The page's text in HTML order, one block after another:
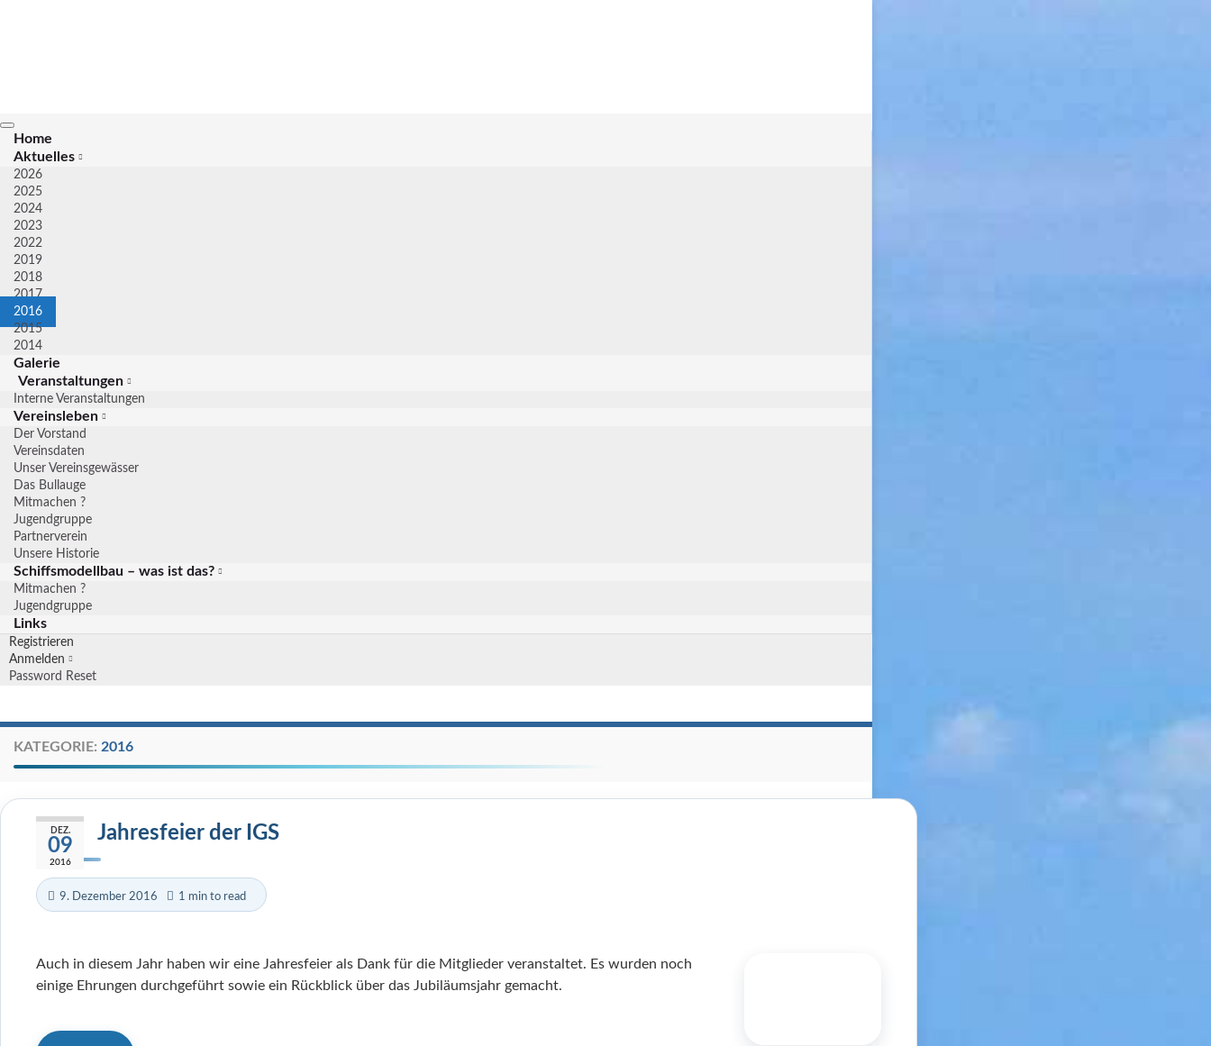
Navigation
umschalten
Home
Aktuelles
2026
2025
2024
2023
2022
2019
2018
2017
2016
2015
2014
Galerie
Veranstaltungen
Interne Veranstaltungen
Vereinsleben
Der Vorstand
Vereinsdaten
Unser Vereinsgewässer
Das Bullauge
Mitmachen ?
Jugendgruppe
Partnerverein
Unsere Historie
Schiffsmodellbau – was ist das?
Mitmachen ?
Jugendgruppe
Links
Registrieren
Anmelden
Password Reset
KATEGORIE: 2016
DEZ.
09
2016
Jahresfeier der IGS
9. Dezember 2016 1 min to read
Auch in diesem Jahr haben wir eine Jahresfeier als Dank für die Mitglieder veranstaltet. Es wurden noch
einige Ehrungen durchgeführt sowie ein Rückblick über das Jubiläumsjahr gemacht.